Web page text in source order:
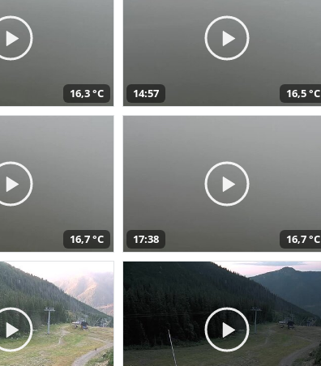
16,3 °C 14:57 16,5 °C
16,7 °C 17:38 16,7 °C